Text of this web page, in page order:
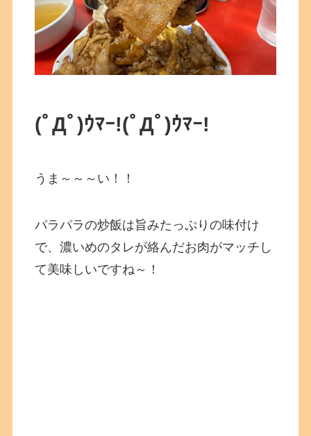
(ﾟДﾟ)ｳﾏｰ!(ﾟДﾟ)ｳﾏｰ!
うま～～～い！！
パラパラの炒飯は旨みたっぷりの味付け
で、濃いめのタレが絡んだお肉がマッチし
て美味しいですね～！